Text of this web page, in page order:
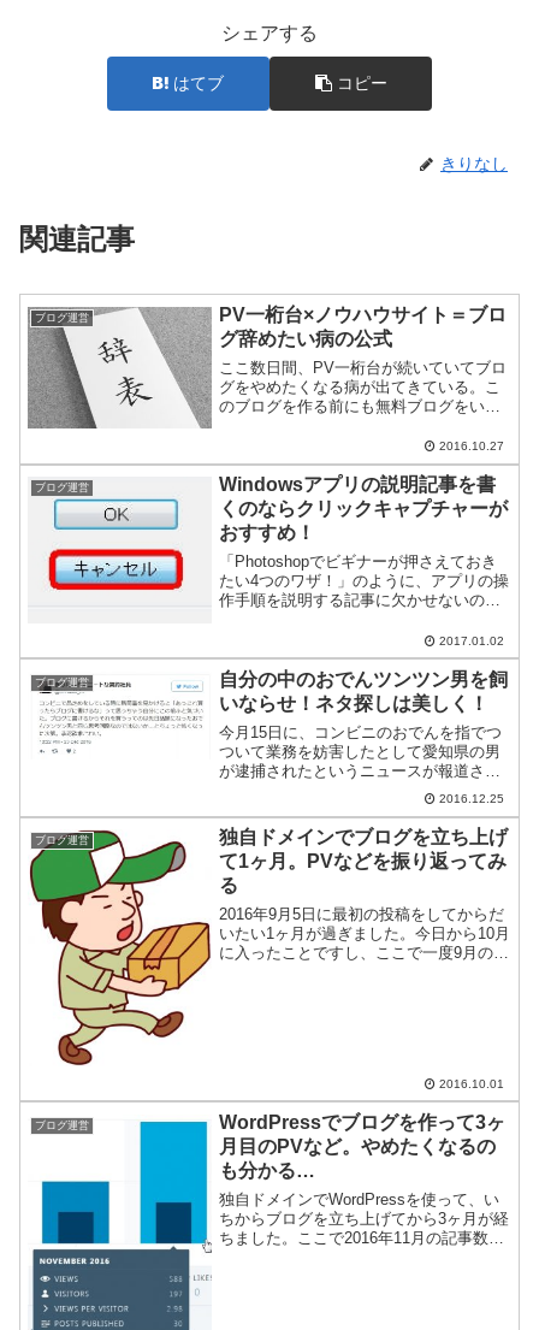
シェアする
はてブ コピー
きりなし
関連記事
ブログ運営
PV一桁台×ノウハウサイト＝ブロ
グ辞めたい病の公式
ここ数日間、PV一桁台が続いていてブロ
グをやめたくなる病が出てきている。こ
のブログを作る前にも無料ブログをいく
ぐらいでPVの低さにやる気をそがれて放
置してしまったんだった。唯一続いてい
た地元のドライブ日...
2016.10.27
ブログ運営
Windowsアプリの説明記事を書
くのならクリックキャプチャーが
おすすめ！
「Photoshopでビギナーが押さえておき
たい4つのワザ！」のように、アプリの操
作手順を説明する記事に欠かせないのが
説明するよりも画像を使ったほうが圧倒
的にわかりやすいですからね。このブロ
グでもそんな記...
2017.01.02
ブログ運営
自分の中のおでんツンツン男を飼
いならせ！ネタ探しは美しく！
今月15日に、コンビニのおでんを指でつ
ついて業務を妨害したとして愛知県の男
が逮捕されたというニュースが報道され
ました。愛知県常滑市のコンビニエンス
ストア店内で販売中のおでんを指で触
り、業務を妨害したなどとして、愛知県
警は１５日、同市の無職・...
2016.12.25
ブログ運営
独自ドメインでブログを立ち上げ
て1ヶ月。PVなどを振り返ってみ
る
2016年9月5日に最初の投稿をしてからだ
いたい1ヶ月が過ぎました。今日から10月
に入ったことですし、ここで一度9月のこ
2016.10.01
ブログ運営
WordPressでブログを作って3ヶ
月目のPVなど。やめたくなるの
も分かる…
独自ドメインでWordPressを使って、い
ちからブログを立ち上げてから3ヶ月が経
ちました。ここで2016年11月の記事数・